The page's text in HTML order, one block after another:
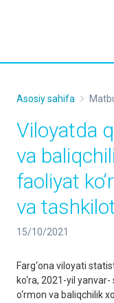
Asosiy sahifa
Viloyatda
va
faoliyat
va
15/10/2021
Farg‘ona viloyati
ko‘ra, 2021-yil
o‘rmon va baliqchilik